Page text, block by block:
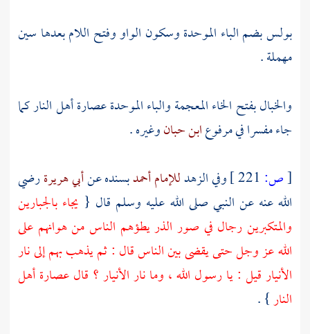
بولس بضم الباء الموحدة وسكون الواو وفتح اللام بعدها سين
مهملة .
والخبال بفتح الخاء المعجمة والباء الموحدة عصارة أهل النار كما
جاء مفسرا في مرفوعابن حبانوغيره .
[ص: وفي الزهدللإمام أحمدبسنده عنأبي هريرةرضي
الله عنه عن النبي صلى الله عليه وسلم قال { يجاء بالجبارين
والمتكبرين رجال في صور الذر يطؤهم الناس من هوانهم على
الله عز وجل حتى يقضى بين الناس قال : ثم يذهب بهم إلى نار
الأنيار قيل : يا رسول الله ، وما نار الأنيار ؟ قال عصارة أهل
النار} .